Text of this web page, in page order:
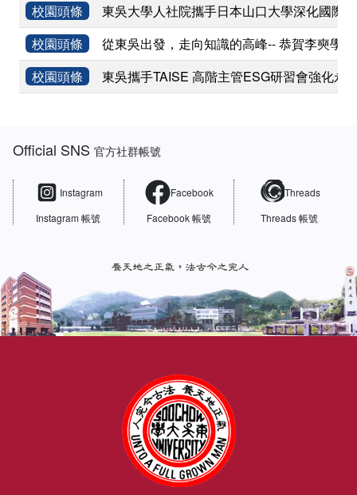
校園頭條
東吳大學人社院攜手日本山口大學深化國際
校園頭條
從東吳出發，走向知識的高峰-- 恭賀李奭學
校園頭條
東吳攜手TAISE 高階主管ESG研習會強化永
Official SNS官方社群帳號
Instagram
Instagram 帳號
Facebook
Facebook 帳號
Threads
Threads 帳號